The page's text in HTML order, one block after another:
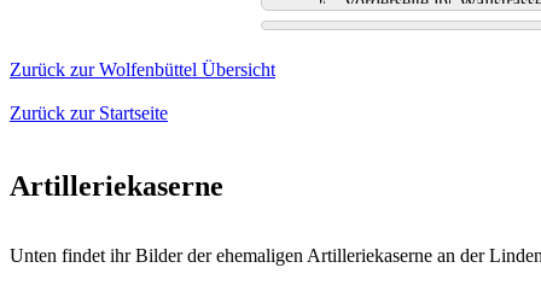
Zurück zur Wolfenbüttel Übersicht
Zurück zur Startseite
Artilleriekaserne
Unten findet ihr Bilder der ehemaligen Artilleriekaserne an der